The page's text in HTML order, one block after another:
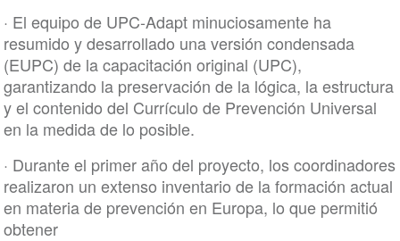
· El equipo de UPC-Adapt minuciosamente ha
resumido y desarrollado una versión condensada
(EUPC) de la capacitación original (UPC),
garantizando la preservación de la lógica, la estructura
y el contenido del Currículo de Prevención Universal
en la medida de lo posible.
· Durante el primer año del proyecto, los coordinadores
realizaron un extenso inventario de la formación actual
en materia de prevención en Europa, lo que permitió
obtener